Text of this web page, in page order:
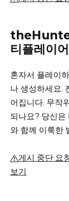
티플레이
혼자서 플레이
나 생성하세요.
어집니다. 무작
되나요? 당신은
와 함께 이룩한
게시 중단 요
보기